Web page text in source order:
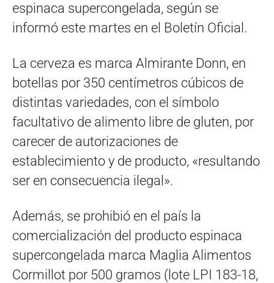
espinaca supercongelada, según se
informó este martes en el Boletín Oficial.
La cerveza es marca Almirante Donn, en
botellas por 350 centímetros cúbicos de
distintas variedades, con el símbolo
facultativo de alimento libre de gluten, por
carecer de autorizaciones de
establecimiento y de producto, «resultando
ser en consecuencia ilegal».
Además, se prohibió en el país la
comercialización del producto espinaca
supercongelada marca Maglia Alimentos
Cormillot por 500 gramos (lote LPI 183-18,